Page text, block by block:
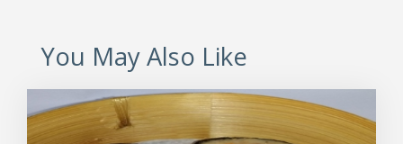
You May Also Like